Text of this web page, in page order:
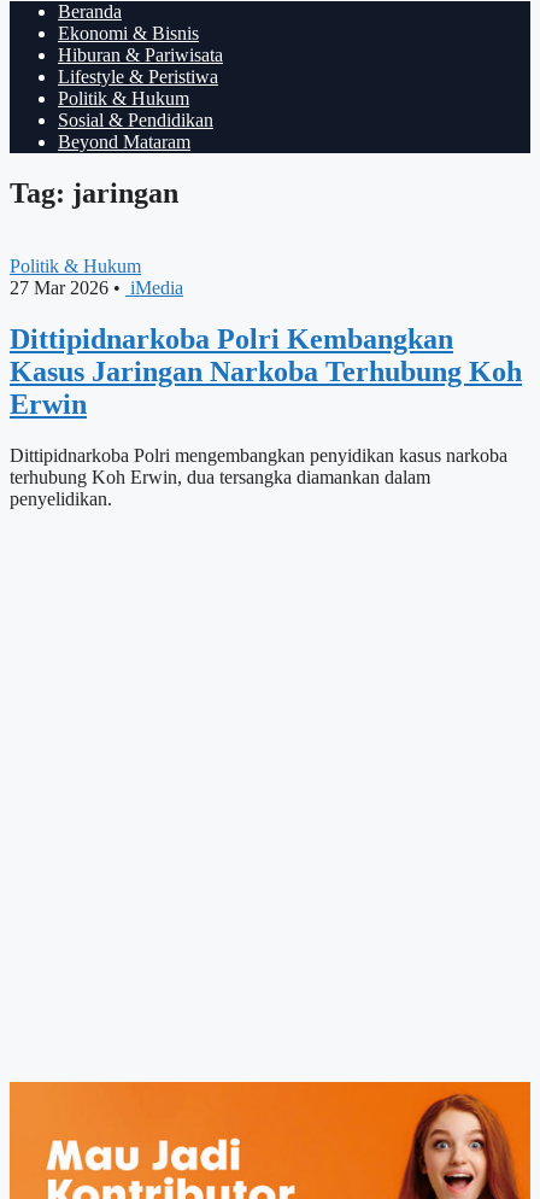
Beranda
Ekonomi & Bisnis
Hiburan & Pariwisata
Lifestyle & Peristiwa
Politik & Hukum
Sosial & Pendidikan
Beyond Mataram
Tag: jaringan
Politik & Hukum
27 Mar 2026 • iMedia
Dittipidnarkoba Polri Kembangkan
Kasus Jaringan Narkoba Terhubung Koh
Erwin
Dittipidnarkoba Polri mengembangkan penyidikan kasus narkoba
terhubung Koh Erwin, dua tersangka diamankan dalam
penyelidikan.